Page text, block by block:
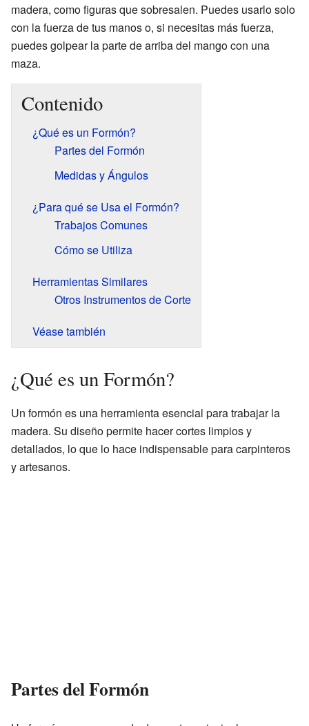
madera, como figuras que sobresalen. Puedes usarlo solo
con la fuerza de tus manos o, si necesitas más fuerza,
puedes golpear la parte de arriba del mango con una
maza.
Contenido
¿Qué es un Formón?
Partes del Formón
Medidas y Ángulos
¿Para qué se Usa el Formón?
Trabajos Comunes
Cómo se Utiliza
Herramientas Similares
Otros Instrumentos de Corte
Véase también
¿Qué es un Formón?
Un formón es una herramienta esencial para trabajar la
madera. Su diseño permite hacer cortes limpios y
detallados, lo que lo hace indispensable para carpinteros
y artesanos.
Partes del Formón